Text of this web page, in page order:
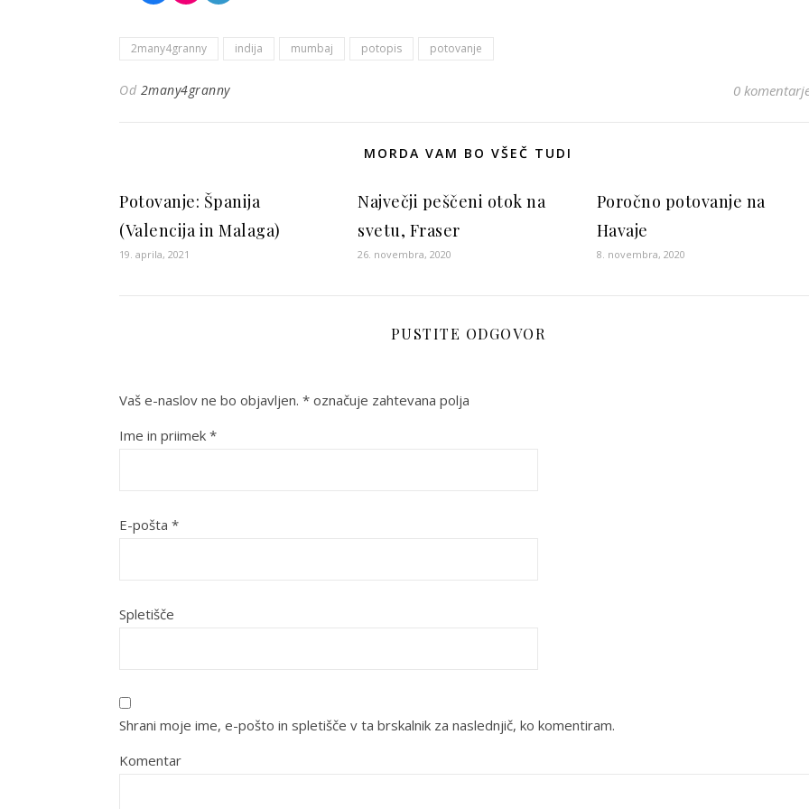
2many4granny indija mumbaj potopis potovanje
Od 2many4granny 0
MORDA VAM BO VŠEČ TUDI
Potovanje: Španija
(Valencija in Malaga)
19. aprila, 2021
Največji peščeni otok na
svetu, Fraser
26. novembra, 2020
Poročno potovanje na
Havaje
8. novembra, 2020
PUSTITE ODGOVOR
Vaš e-naslov ne bo objavljen. * označuje zahtevana polja
Ime in priimek *
E-pošta *
Spletišče
Shrani moje ime, e-pošto in spletišče v ta brskalnik za naslednjič, ko komentiram.
Komentar